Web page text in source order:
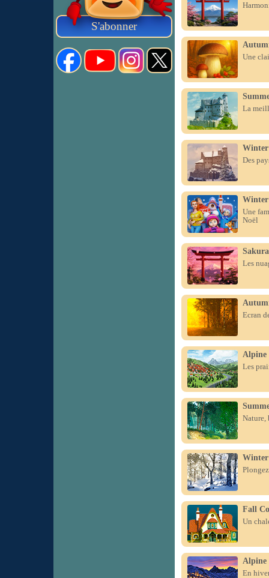
S'abonner
Une
La
Des
Winter
Une
Noël
Les
Ecran
Alpine
Les
Nature,
Fall
Un
Alpine
En